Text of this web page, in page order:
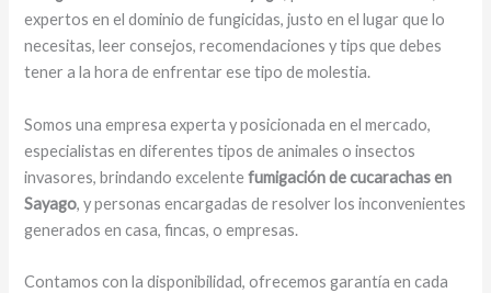
expertos en el dominio de fungicidas, justo en el lugar que lo
necesitas, leer consejos, recomendaciones y tips que debes
tener a la hora de enfrentar ese tipo de molestia.
Somos una empresa experta y posicionada en el mercado,
especialistas en diferentes tipos de animales o insectos
invasores, brindando excelentefumigación de cucarachas en
Sayago, y personas encargadas de resolver los inconvenientes
generados en casa, fincas, o empresas.
Contamos con la disponibilidad, ofrecemos garantía en cada